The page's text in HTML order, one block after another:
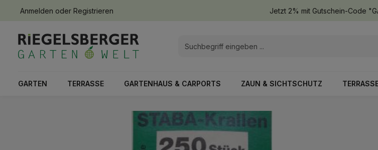
Zur Hauptnavigation springen
Anmelden oder Registrieren Jetzt 2% mit Gutschein-Code
GARTEN TERRASSE GARTENHAUS & CARPORTS ZAUN & SICHTSCHUTZ